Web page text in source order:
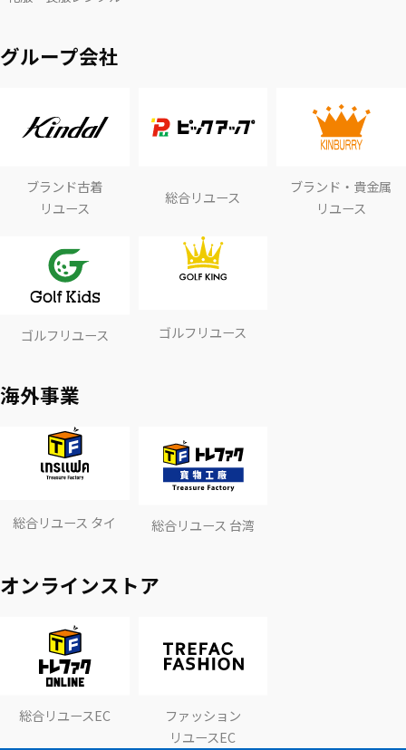
グループ会社
ブランド古着
リユース
総合リユース
ブランド・貴金属
リユース
ゴルフリユース ゴルフリユース
海外事業
総合リユース タイ 総合リユース 台湾
オンラインストア
総合リユースEC
ファッション
リユースEC